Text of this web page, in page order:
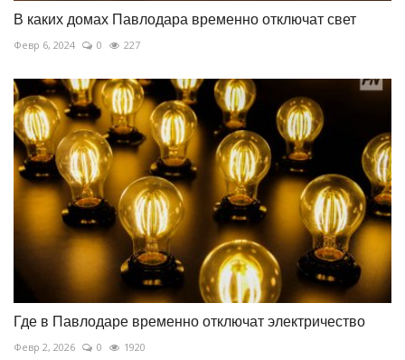
В каких домах Павлодара временно отключат свет
Февр 6, 2024 0 227
Где в Павлодаре временно отключат электричество
Февр 2, 2026 0 1920